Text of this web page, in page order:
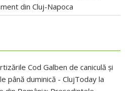
din Cluj-Napoca
Cod Galben de caniculă și
până duminică - ClujToday la